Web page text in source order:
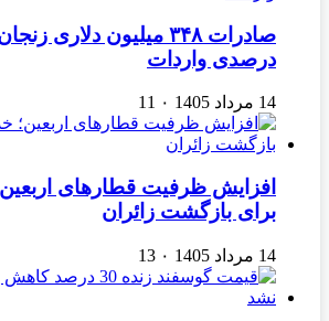
درصدی واردات
14 مرداد 1405 ۰ 11
افزایش ظرفیت قطارهای
برای بازگشت زائران
14 مرداد 1405 ۰ 13